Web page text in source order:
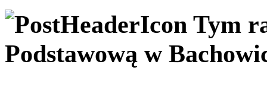
Tym
Podstawową w